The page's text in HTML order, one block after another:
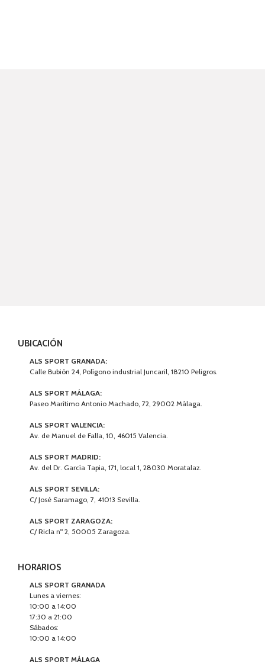
UBICACIÓN
ALS SPORT GRANADA:
Calle Bubión 24, Polígono industrial Juncaril, 18210 Peligros.
ALS SPORT MÁLAGA:
Paseo Marítimo Antonio Machado, 72, 29002 Málaga.
ALS SPORT VALENCIA:
Av. de Manuel de Falla, 10, 46015 Valencia.
ALS SPORT MADRID:
Av. del Dr. García Tapia, 171, local 1, 28030 Moratalaz.
ALS SPORT SEVILLA:
C/ José Saramago, 7, 41013 Sevilla.
ALS SPORT ZARAGOZA:
C/ Ricla nº 2, 50005 Zaragoza.
HORARIOS
ALS SPORT GRANADA
Lunes a viernes:
10:00 a 14:00
17:30 a 21:00
Sábados:
10:00 a 14:00
ALS SPORT MÁLAGA